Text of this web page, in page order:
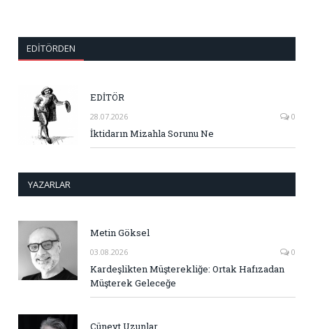
EDITÖRDEN
EDİTÖR
28.07.2026 0
İktidarın Mizahla Sorunu Ne
YAZARLAR
Metin Göksel
03.08.2026 0
Kardeşlikten Müşterekliğe: Ortak Hafızadan
Müşterek Geleceğe
Cüneyt Uzunlar